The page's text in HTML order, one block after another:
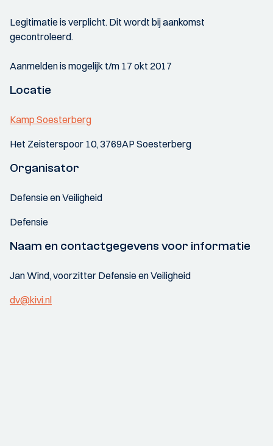
Legitimatie is verplicht. Dit wordt bij aankomst
gecontroleerd.
Aanmelden is mogelijk t/m 17 okt 2017
Locatie
Kamp Soesterberg
Het Zeisterspoor 10, 3769AP Soesterberg
Organisator
Defensie en Veiligheid
Defensie
Naam en contactgegevens voor informatie
Jan Wind, voorzitter Defensie en Veiligheid
dv@kivi.nl